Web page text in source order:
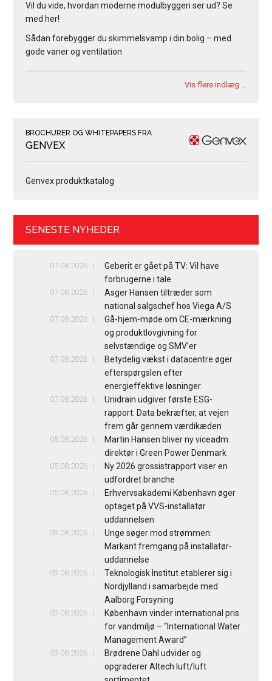
Vil du vide, hvordan moderne modulbyggeri ser ud? Se
med her!
Sådan forebygger du skimmelsvamp i din bolig – med
gode vaner og ventilation
Vis flere indlæg …
BROCHURER OG WHITEPAPERS FRA
GENVEX
Genvex produktkatalog
SENESTE NYHEDER
07.08.2026
Geberit er gået på TV: Vil have
forbrugerne i tale
07.08.2026
Asger Hansen tiltræder som
national salgschef hos Viega A/S
07.08.2026
Gå-hjem-møde om CE-mærkning
og produktlovgivning for
selvstændige og SMV’er
07.08.2026
Betydelig vækst i datacentre øger
efterspørgslen efter
energieffektive løsninger
07.08.2026
Unidrain udgiver første ESG-
rapport: Data bekræfter, at vejen
frem går gennem værdikæden
05.08.2026
Martin Hansen bliver ny viceadm.
direktør i Green Power Denmark
05.08.2026
Ny 2026 grossistrapport viser en
udfordret branche
05.08.2026
Erhvervsakademi København øger
optaget på VVS-installatør
uddannelsen
03.08.2026
Unge søger mod strømmen:
Markant fremgang på installatør-
uddannelse
03.08.2026
Teknologisk Institut etablerer sig i
Nordjylland i samarbejde med
Aalborg Forsyning
03.08.2026
København vinder international pris
for vandmiljø – “International Water
Management Award”
03.08.2026
Brødrene Dahl udvider og
opgraderer Altech luft/luft